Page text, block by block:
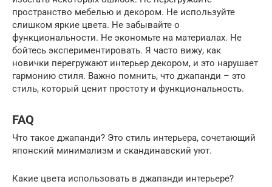
пространство мебелью и декором. Не используйте
слишком яркие цвета. Не забывайте о
функциональности. Не экономьте на материалах. Не
бойтесь экспериментировать. Я часто вижу, как
новички перегружают интерьер декором, и это нарушает
гармонию стиля. Важно помнить, что джапанди – это
стиль, который ценит простоту и функциональность.
FAQ
Что такое джапанди? Это стиль интерьера, сочетающий
японский минимализм и скандинавский уют.
Какие цвета использовать в джапанди интерьере?